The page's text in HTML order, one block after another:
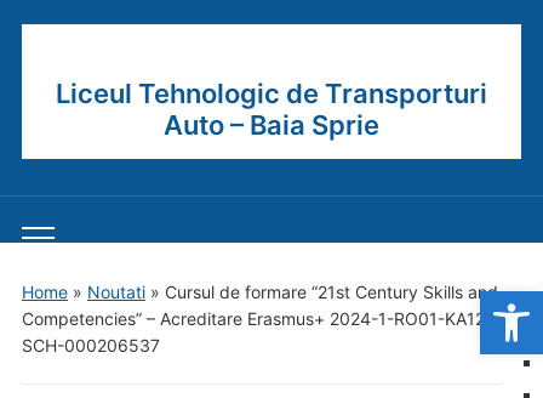
Liceul Tehnologic de Transporturi
Auto – Baia Sprie
Toggle
menu
Home» Noutati» Cursul de formare “21st Century Skills and
Competencies” – Acreditare Erasmus+ 2024-1-RO01-KA121-
SCH-000206537